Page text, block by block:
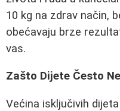
10 kg na zdrav način,
obećavaju brze
vas.
Zašto Dijete Često
Većina isključivih